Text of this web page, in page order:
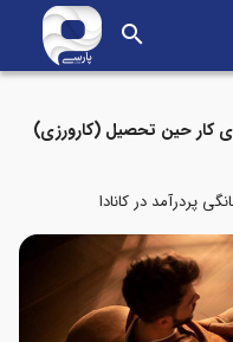
search
کار حین تحصیل (کارورزی)
پردرآمد در کانادا